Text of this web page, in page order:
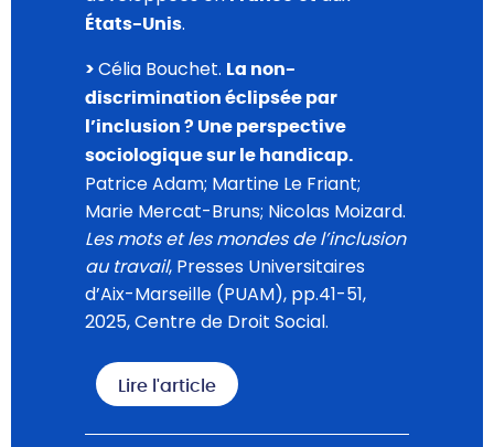
États-Unis.
>Célia Bouchet. La non-
discrimination éclipsée par
l’inclusion ? Une perspective
sociologique sur le handicap.
Patrice Adam; Martine Le Friant;
Marie Mercat-Bruns; Nicolas Moizard.
Les mots et les mondes de l’inclusion
au travail, Presses Universitaires
d’Aix-Marseille (PUAM), pp.41-51,
2025, Centre de Droit Social.
Lire l'article